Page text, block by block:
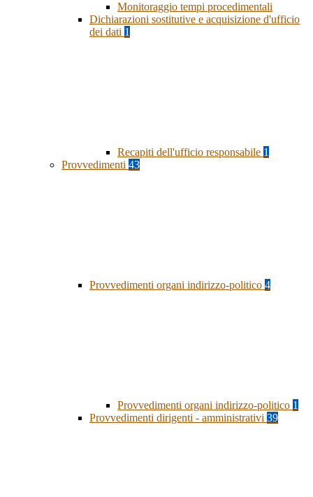
Monitoraggio tempi procedimentali
Dichiarazioni sostitutive e acquisizione d'ufficio
dei dati 1
Recapiti dell'ufficio responsabile 1
Provvedimenti 43
Provvedimenti organi indirizzo-politico 4
Provvedimenti organi indirizzo-politico 1
Provvedimenti dirigenti - amministrativi 39